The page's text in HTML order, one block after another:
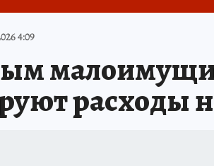
КРАЮ
ИТОГИ ГОДА ЗАПОВЕДНАЯ
4:09
расходы